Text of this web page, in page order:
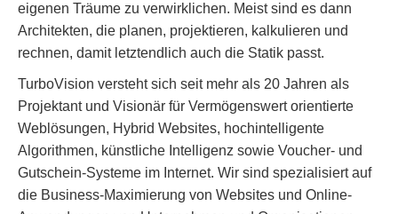
eigenen Träume zu verwirklichen. Meist sind es dann
Architekten, die planen, projektieren, kalkulieren und
rechnen, damit letztendlich auch die Statik passt.
TurboVision versteht sich seit mehr als 20 Jahren als
Projektant und Visionär für Vermögenswert orientierte
Weblösungen, Hybrid Websites, hochintelligente
Algorithmen, künstliche Intelligenz sowie Voucher- und
Gutschein-Systeme im Internet. Wir sind spezialisiert auf
die Business-Maximierung von Websites und Online-